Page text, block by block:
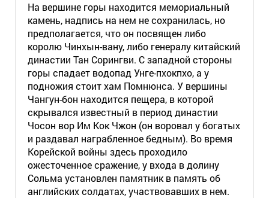
На вершине горы находится мемориальный
камень, надпись на нем не сохранилась, но
предполагается, что он посвящен либо
королю Чинхын-вану, либо генералу китайский
династии Тан Сорингви. С западной стороны
горы спадает водопад Унге-пхокпхо, а у
подножия стоит хам Помнюнса. У вершины
Чангун-бон находится пещера, в которой
скрывался известный в период династии
Чосон вор Им Кок Чжон (он воровал у богатых
и раздавал награбленное бедным). Во время
Корейской войны здесь проходило
ожесточенное сражение, у входа в долину
Сольма установлен памятник в память об
английских солдатах, участвовавших в нем.